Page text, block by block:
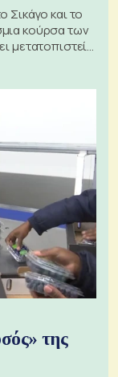
και το
κούρσα των
μετατοπιστεί
της